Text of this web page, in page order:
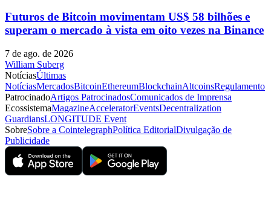
Futuros de Bitcoin movimentam US$ 58 bilhões e
superam o mercado à vista em oito vezes na Binance
7 de ago. de 2026
William Suberg
NotíciasÚltimas
NotíciasMercadosBitcoinEthereumBlockchainAltcoinsRegulamento
PatrocinadoArtigos PatrocinadosComunicados de Imprensa
EcossistemaMagazineAcceleratorEventsDecentralization
GuardiansLONGITUDE Event
SobreSobre a CointelegraphPolítica EditorialDivulgação de
Publicidade